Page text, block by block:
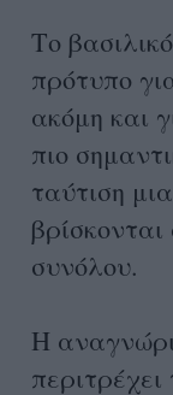
Το
πρότυπο
ακόμη και
πιο
ταύτιση
συνόλου.
Η